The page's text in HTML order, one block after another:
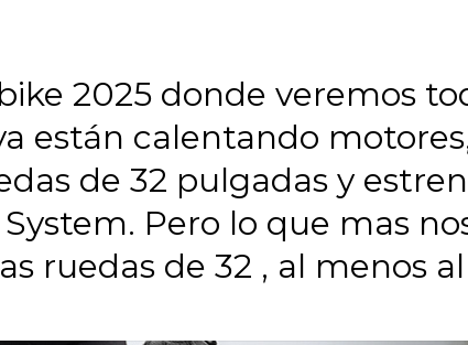
2025 donde veremos
están calentando
de 32 pulgadas y
Pero lo que mas
ruedas de 32 , al menos